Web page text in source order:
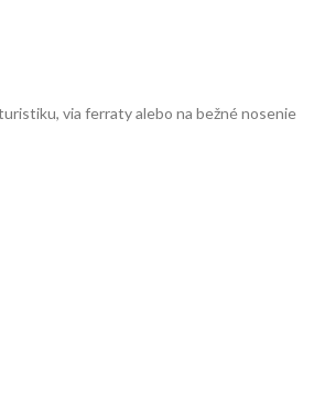
via ferraty alebo na bežné nosenie